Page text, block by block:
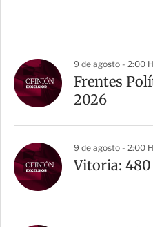
9 de agosto - 2:00
Frentes
2026
9 de agosto - 2:00
Vitoria: 480